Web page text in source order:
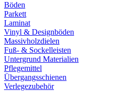
Böden
Parkett
Laminat
Vinyl & Designböden
Massivholzdielen
Fuß- & Sockelleisten
Untergrund Materialien
Pflegemittel
Übergangsschienen
Verlegezubehör